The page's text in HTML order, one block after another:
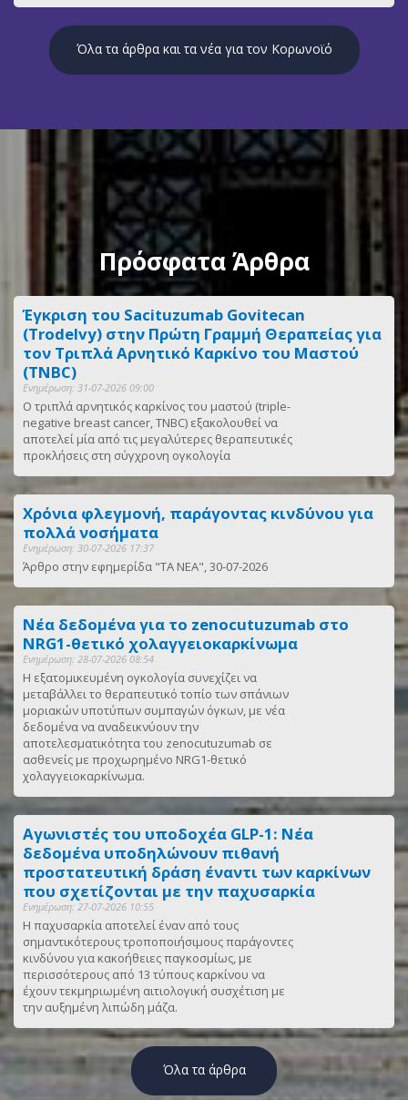
Όλα τα άρθρα και τα νέα για τον Κορωνοϊό
Πρόσφατα Άρθρα
Έγκριση του Sacituzumab Govitecan
(Trodelvy) στην Πρώτη Γραμμή Θεραπείας για
τον Τριπλά Αρνητικό Καρκίνο του Μαστού
(TNBC)
Ενημέρωση: 31-07-2026 09:00
Ο τριπλά αρνητικός καρκίνος του μαστού (triple-
negative breast cancer, TNBC) εξακολουθεί να
αποτελεί μία από τις μεγαλύτερες θεραπευτικές
προκλήσεις στη σύγχρονη ογκολογία
Χρόνια φλεγμονή, παράγοντας κινδύνου για
πολλά νοσήματα
Ενημέρωση: 30-07-2026 17:37
Άρθρο στην εφημερίδα "ΤΑ ΝΕΑ", 30-07-2026
Νέα δεδομένα για το zenocutuzumab στο
NRG1-θετικό χολαγγειοκαρκίνωμα
Ενημέρωση: 28-07-2026 08:54
Η εξατομικευμένη ογκολογία συνεχίζει να
μεταβάλλει το θεραπευτικό τοπίο των σπάνιων
μοριακών υποτύπων συμπαγών όγκων, με νέα
δεδομένα να αναδεικνύουν την
αποτελεσματικότητα του zenocutuzumab σε
ασθενείς με προχωρημένο NRG1-θετικό
χολαγγειοκαρκίνωμα.
Αγωνιστές του υποδοχέα GLP-1: Νέα
δεδομένα υποδηλώνουν πιθανή
προστατευτική δράση έναντι των καρκίνων
που σχετίζονται με την παχυσαρκία
Ενημέρωση: 27-07-2026 10:55
Η παχυσαρκία αποτελεί έναν από τους
σημαντικότερους τροποποιήσιμους παράγοντες
κινδύνου για κακοήθειες παγκοσμίως, με
περισσότερους από 13 τύπους καρκίνου να
έχουν τεκμηριωμένη αιτιολογική συσχέτιση με
την αυξημένη λιπώδη μάζα.
Όλα τα άρθρα